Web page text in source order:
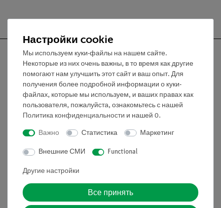
Nach oben
Информация
Условия сотрудничества
Декларация о конфиденциальности
Обслуживание
Настройки cookie
Мы используем куки-файлы на нашем сайте.
Некоторые из них очень важны, в то время как другие
помогают нам улучшить этот сайт и ваш опыт. Для
получения более подробной информации о куки-
файлах, которые мы используем, и ваших правах как
пользователя, пожалуйста, ознакомьтесь с нашей
Политика конфиденциальности и нашей 0.
Важно Статистика Маркетинг
Внешние СМИ Functional
Другие настройки
Все принять